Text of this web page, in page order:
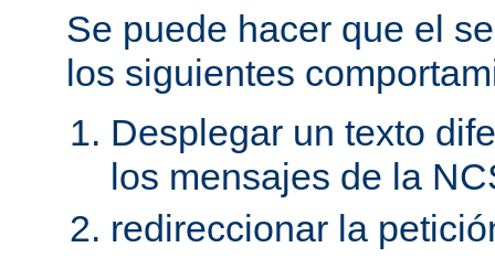
Se puede hacer que el
los siguientes
Desplegar un texto
los mensajes de la
redireccionar la